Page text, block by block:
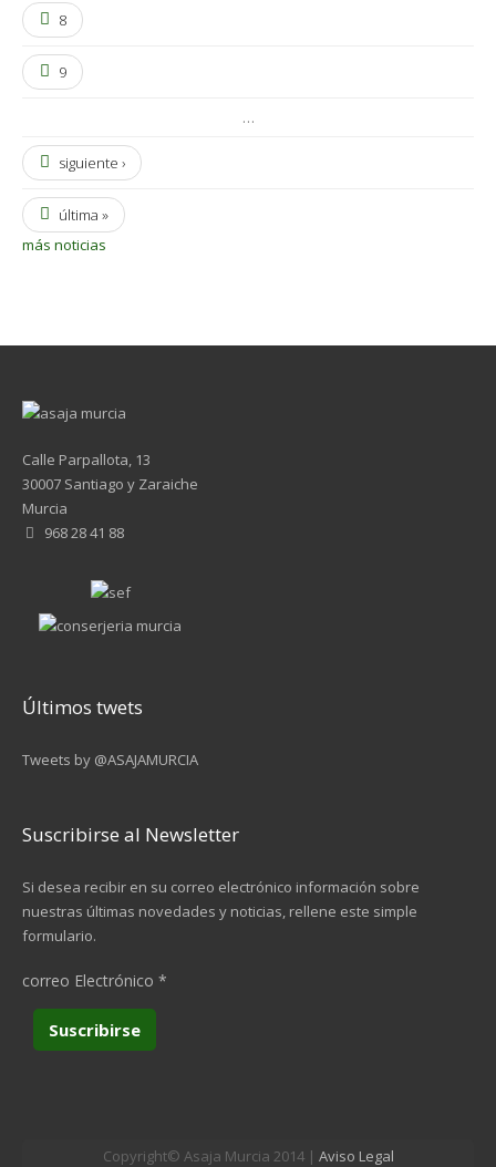
8
9
…
siguiente ›
última »
más noticias
Calle Parpallota, 13
30007 Santiago y Zaraiche
Murcia
968 28 41 88
Últimos twets
Tweets by @ASAJAMURCIA
Suscribirse al Newsletter
Si desea recibir en su correo electrónico información sobre
nuestras últimas novedades y noticias, rellene este simple
formulario.
correo Electrónico *
Copyright© Asaja Murcia 2014 | Aviso Legal